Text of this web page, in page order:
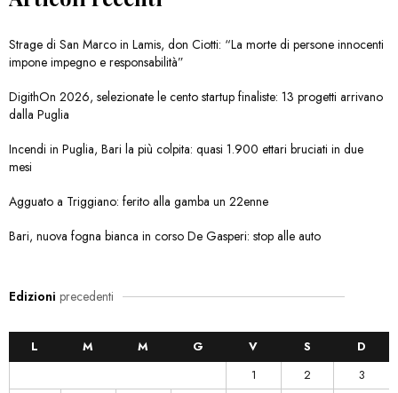
Strage di San Marco in Lamis, don Ciotti: “La morte di persone innocenti
impone impegno e responsabilità”
DigithOn 2026, selezionate le cento startup finaliste: 13 progetti arrivano
dalla Puglia
Incendi in Puglia, Bari la più colpita: quasi 1.900 ettari bruciati in due
mesi
Agguato a Triggiano: ferito alla gamba un 22enne
Bari, nuova fogna bianca in corso De Gasperi: stop alle auto
Edizioni precedenti
L M M G V S
D
1
2
3